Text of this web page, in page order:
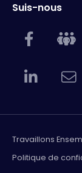
Suis-nous
Travaillons
Politique de